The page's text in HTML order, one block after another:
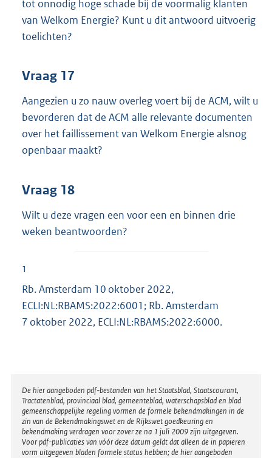
tot onnodig hoge schade bij de voormalig klanten
van Welkom Energie? Kunt u dit antwoord uitvoerig
toelichten?
Vraag 17
Aangezien u zo nauw overleg voert bij de ACM, wilt u
bevorderen dat de ACM alle relevante documenten
over het faillissement van Welkom Energie alsnog
openbaar maakt?
Vraag 18
Wilt u deze vragen een voor een en binnen drie
weken beantwoorden?
1
Rb. Amsterdam 10 oktober 2022,
ECLI:NL:RBAMS:2022:6001; Rb. Amsterdam
7 oktober 2022, ECLI:NL:RBAMS:2022:6000.
Disclaimer
De hier aangeboden pdf-bestanden van het Staatsblad, Staatscourant,
Tractatenblad, provinciaal blad, gemeenteblad, waterschapsblad en blad
gemeenschappelijke regeling vormen de formele bekendmakingen in de
zin van de Bekendmakingswet en de Rijkswet goedkeuring en
bekendmaking verdragen voor zover ze na 1 juli 2009 zijn uitgegeven.
Voor pdf-publicaties van vóór deze datum geldt dat alleen de in papieren
vorm uitgegeven bladen formele status hebben; de hier aangeboden